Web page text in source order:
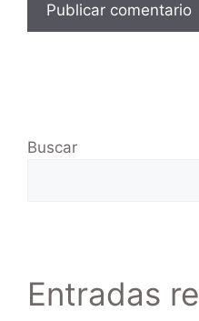
Buscar
Entradas